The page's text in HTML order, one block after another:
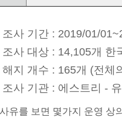
조사 기간 : 2019/01/
조사 대상 : 14,105개 한
해지 개수 : 165개 (전체
조사 기관 : 에스트리 -
유를 보면 몇가지 운영 상